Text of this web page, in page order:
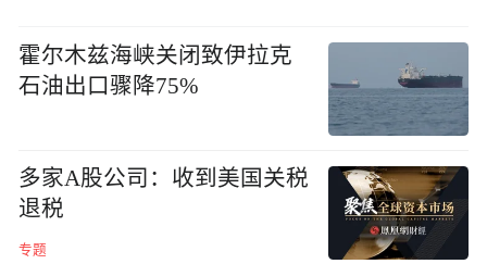
霍尔木兹海峡关闭致伊拉克
石油出口骤降75%
多家A股公司：收到美国关税
退税
专题